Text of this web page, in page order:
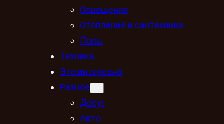
Освещение
Отопление и сантехника
Полы
Техника
Это интересно
Разное
Досуг
Авто